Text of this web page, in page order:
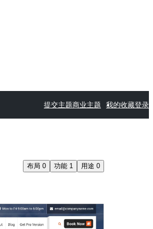
提交主题商业主题 我的收藏登录
布局 0 功能 1 用途 0